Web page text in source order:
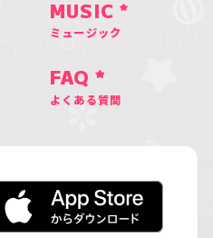
MUSIC
ミュージック
FAQ
よくある質問